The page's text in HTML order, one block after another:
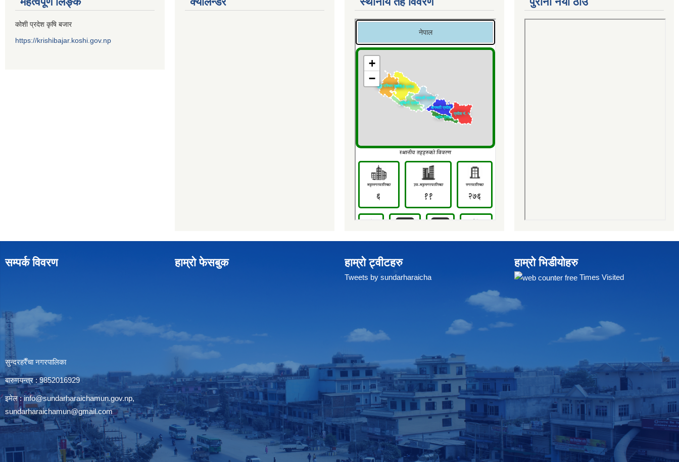
कोशी प्रदेश कृषि बजार
https://krishibajar.koshi.gov.np
सम्पर्क विवरण
सुन्दरहरैँचा नगरपालिका
बारुणयन्त्र : 9852016929
इमेल :info@sundarharaichamun.gov.np,
sundarharaichamun@gmail.com
हाम्रो फेसबुक हाम्रो ट्वीटहरु
Tweets by sundarharaicha
हाम्रो भिडीयोहरु
Times Visited